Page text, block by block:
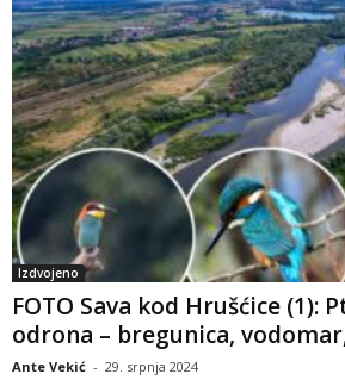
Izdvojeno
FOTO Sava kod Hrušćice (1):
odrona – bregunica,
Ante Vekić - 29. srpnja 2024